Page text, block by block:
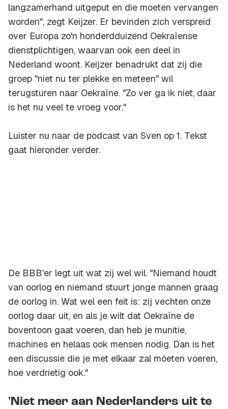
langzamerhand uitgeput en die moeten vervangen
worden", zegt Keijzer. Er bevinden zich verspreid
over Europa zo'n honderdduizend Oekraïense
dienstplichtigen, waarvan ook een deel in
Nederland woont. Keijzer benadrukt dat zij die
groep "niet nu ter plekke en meteen" wil
terugsturen naar Oekraïne. "Zo ver ga ik niet, daar
is het nu veel te vroeg voor."
Luister nu naar de podcast van Sven op 1. Tekst
gaat hieronder verder.
De BBB'er legt uit wat zij wel wil. "Niemand houdt
van oorlog en niemand stuurt jonge mannen graag
de oorlog in. Wat wel een feit is: zij vechten onze
oorlog daar uit, en als je wilt dat Oekraïne de
boventoon gaat voeren, dan heb je munitie,
machines en helaas ook mensen nodig. Dan is het
een discussie die je met elkaar zal móeten voeren,
hoe verdrietig ook."
'Niet meer aan Nederlanders uit te